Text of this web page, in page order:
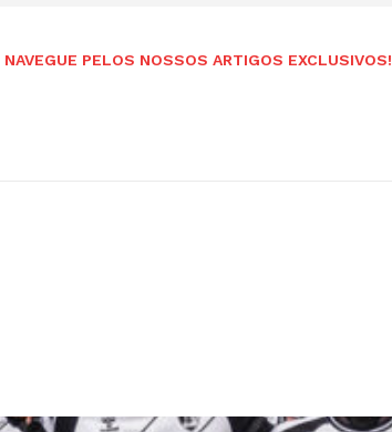
NAVEGUE PELOS NOSSOS ARTIGOS EXCLUSIVOS!